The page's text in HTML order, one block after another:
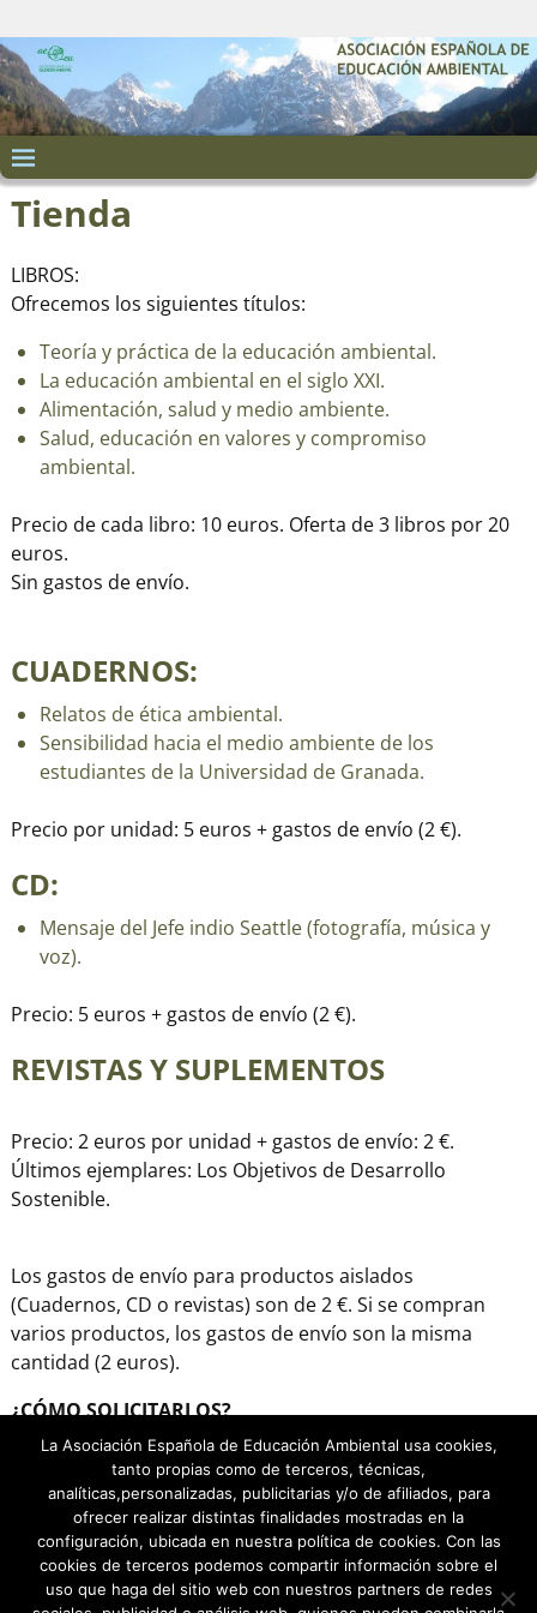
Tienda
LIBROS:
Ofrecemos los siguientes títulos:
Teoría y práctica de la educación ambiental.
La educación ambiental en el siglo XXI.
Alimentación, salud y medio ambiente.
Salud, educación en valores y compromiso
ambiental.
Precio de cada libro: 10 euros. Oferta de 3 libros por 20
euros.
Sin gastos de envío.
CUADERNOS:
Relatos de ética ambiental.
Sensibilidad hacia el medio ambiente de los
estudiantes de la Universidad de Granada.
Precio por unidad: 5 euros + gastos de envío (2 €).
CD:
Mensaje del Jefe indio Seattle (fotografía, música y
voz).
Precio: 5 euros + gastos de envío (2 €).
REVISTAS Y SUPLEMENTOS
Precio: 2 euros por unidad + gastos de envío: 2 €.
Últimos ejemplares: Los Objetivos de Desarrollo
Sostenible.
Los gastos de envío para productos aislados
(Cuadernos, CD o revistas) son de 2 €. Si se compran
varios productos, los gastos de envío son la misma
cantidad (2 euros).
¿CÓMO SOLICITARLOS?
Haz un ingreso en nuestra cuenta de Triodos: ES34
1491 0001 2220 9314 3820 por el importe de lo que
solicites.
Escribe un correo ainfo@ae-ea.esindicando tu
nombre y dirección, y los productos solicitados.
En unos días los recibirás en tu domicilio junto con
La Asociación Española de Educación Ambiental usa cookies,
tanto propias como de terceros, técnicas,
analíticas,personalizadas, publicitarias y/o de afiliados, para
ofrecer realizar distintas finalidades mostradas en la
configuración, ubicada en nuestra política de cookies. Con las
cookies de terceros podemos compartir información sobre el
uso que haga del sitio web con nuestros partners de redes